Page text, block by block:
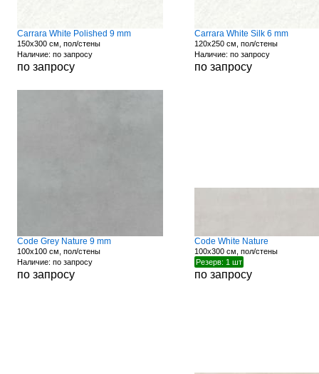
Carrara White Polished 9 mm
150x300 см, пол/стены
Наличие: по запросу
по запросу
Carrara White Silk 6 mm
120x250 см, пол/стены
Наличие: по запросу
по запросу
Code Grey Nature 9 mm
100x100 см, пол/стены
Наличие: по запросу
по запросу
Code White Nature
100x300 см, пол/стены
Резерв: 1 шт
по запросу